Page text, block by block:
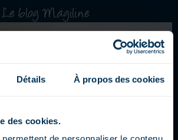
Détails À propos des cookies
des cookies.
Le blog Magiline